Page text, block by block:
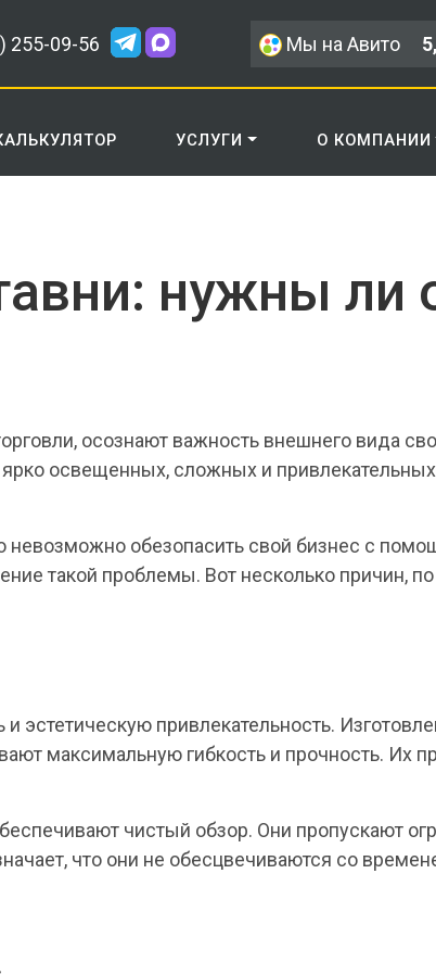
255-09-56 Мы на Авито
УСЛУГИ О КОМПАНИИ
нужны ли
осознают важность внешнего вида
освещенных, сложных и
невозможно обезопасить свой бизнес с
такой проблемы. Вот несколько причин,
эстетическую привлекательность.
максимальную гибкость и прочность. Их
чистый обзор. Они пропускают
что они не обесцвечиваются со